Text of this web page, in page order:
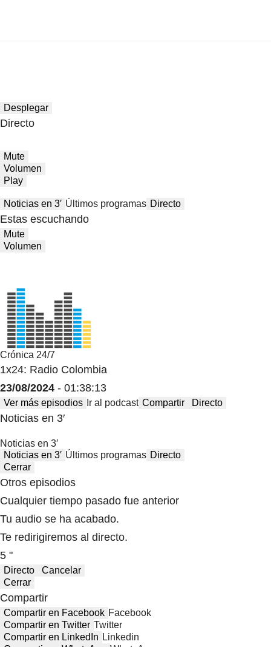
Desplegar
Directo
Mute
Volumen
Play
Noticias en 3′ Últimos programas Directo
Estas escuchando
Mute
Volumen
Crónica 24/7
1x24: Radio Colombia
23/08/2024 - 01:38:13
Ver más episodios Ir al podcast Compartir Directo
Noticias en 3′
Noticias en 3′
Noticias en 3′ Últimos programas Directo
Cerrar
Otros episodios
Cualquier tiempo pasado fue anterior
Tu audio se ha acabado.
Te redirigiremos al directo.
5 "
Directo
Cancelar
Cerrar
Compartir
Compartir en Facebook Facebook
Compartir en Twitter Twitter
Compartir en LinkedIn Linkedin